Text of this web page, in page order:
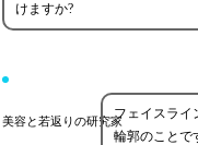
けますか?
美容と若返りの研究家フェイスライ
輪郭のことで